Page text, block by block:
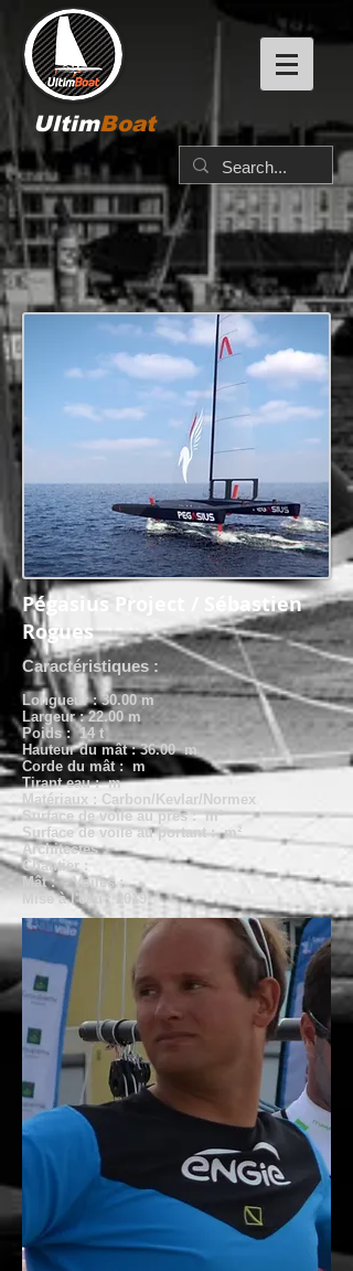
UltimBoat
Pégasius Project / Sébastien
Rogues
Caractéristiques :
Longueur : 30.00 m
Largeur : 22.00 m
Poids : 14 t
Hauteur du mât : 36.00 m
Corde du mât : m
Tirant eau : m
Matériaux : Carbon/Kevlar/Normex
Surface de voile au près : m²
Surface de voile au portant : m²
Architectes :
Chantier :
Mât : - Voiles :
Mise à l'eau : 2019